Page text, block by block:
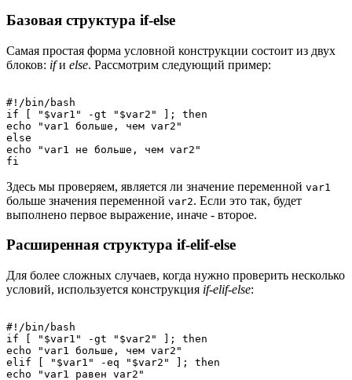
Базовая структура if-else
Самая простая форма условной конструкции состоит из двух
блоков: ifи else. Рассмотрим следующий пример:
#!/bin/bash
if [ "$var1" -gt "$var2" ]; then
echo "var1 больше, чем var2"
else
echo "var1 не больше, чем var2"
Здесь мы проверяем, является ли значение переменной var1
больше значения переменной var2. Если это так, будет
выполнено первое выражение, иначе - второе.
Расширенная структура if-elif-else
Для более сложных случаев, когда нужно проверить несколько
условий, используется конструкция if-elif-else:
#!/bin/bash
if [ "$var1" -gt "$var2" ]; then
echo "var1 больше, чем var2"
elif [ "$var1" -eq "$var2" ]; then
echo "var1 равен var2"